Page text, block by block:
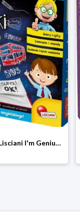
Edukacyjna Lisciani I'm Genius Quiz Język Angielski 48892